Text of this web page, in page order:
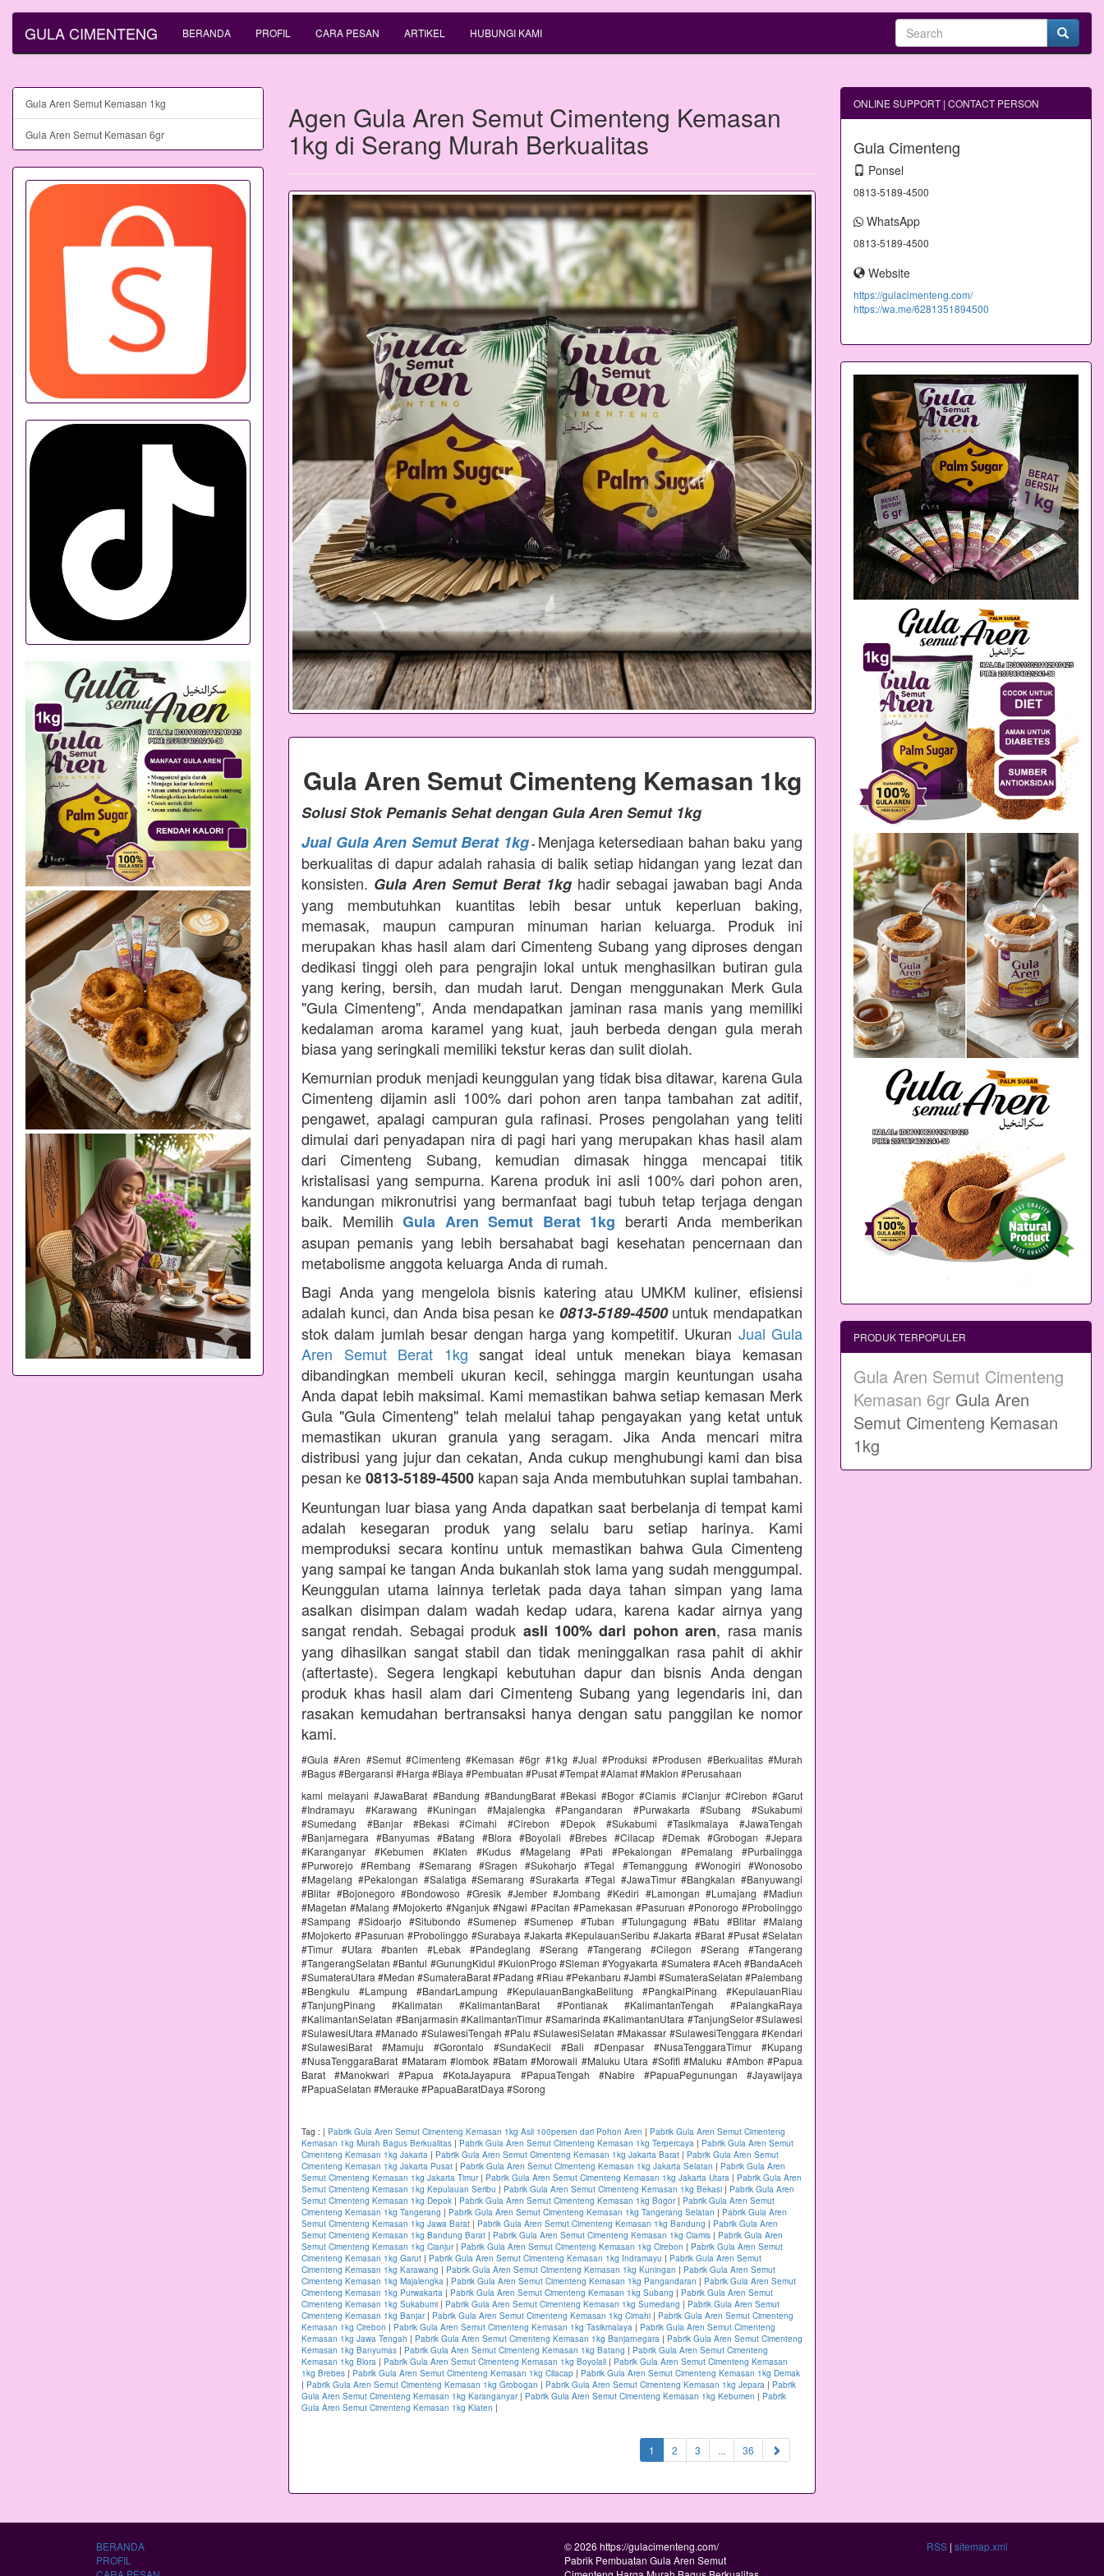
GULA CIMENTENG BERANDA PROFIL CARA PESAN ARTIKEL HUBUNGI KAMI
Agen Gula Aren Semut Cimenteng Kemasan
1kg di Serang Murah Berkualitas
Gula Aren Semut Cimenteng Kemasan 1kg
Solusi Stok Pemanis Sehat dengan Gula Aren Semut 1kg
Jual Gula Aren Semut Berat 1kg- Menjaga ketersediaan bahan baku yang
berkualitas di dapur adalah rahasia di balik setiap hidangan yang lezat dan
konsisten. Gula Aren Semut Berat 1kg hadir sebagai jawaban bagi Anda
yang membutuhkan kuantitas lebih besar untuk keperluan baking,
memasak, maupun campuran minuman harian keluarga. Produk ini
merupakan khas hasil alam dari Cimenteng Subang yang diproses dengan
dedikasi tinggi oleh para pengrajin lokal untuk menghasilkan butiran gula
yang kering, bersih, dan mudah larut. Dengan menggunakan Merk Gula
"Gula Cimenteng", Anda mendapatkan jaminan rasa manis yang memiliki
kedalaman aroma karamel yang kuat, jauh berbeda dengan gula merah
biasa yang seringkali memiliki tekstur keras dan sulit diolah.
Kemurnian produk menjadi keunggulan yang tidak bisa ditawar, karena Gula
Cimenteng dijamin asli 100% dari pohon aren tanpa tambahan zat aditif,
pengawet, apalagi campuran gula rafinasi. Proses pengolahan yang teliti
dimulai dari penyadapan nira di pagi hari yang merupakan khas hasil alam
dari Cimenteng Subang, kemudian dimasak hingga mencapai titik
kristalisasi yang sempurna. Karena produk ini asli 100% dari pohon aren,
kandungan mikronutrisi yang bermanfaat bagi tubuh tetap terjaga dengan
baik. MemilihGula Aren Semut Berat 1kg berarti Anda memberikan
asupan pemanis yang lebih bersahabat bagi kesehatan pencernaan dan
metabolisme anggota keluarga Anda di rumah.
Bagi Anda yang mengelola bisnis katering atau UMKM kuliner, efisiensi
adalah kunci, dan Anda bisa pesan ke 0813-5189-4500untuk mendapatkan
stok dalam jumlah besar dengan harga yang kompetitif. Ukuran Jual Gula
Aren Semut Berat 1kg sangat ideal untuk menekan biaya kemasan
dibandingkan membeli ukuran kecil, sehingga margin keuntungan usaha
Anda dapat lebih maksimal. Kami memastikan bahwa setiap kemasan Merk
Gula "Gula Cimenteng" telah melalui tahap pengayakan yang ketat untuk
memastikan ukuran granula yang seragam. Jika Anda mencari mitra
distribusi yang jujur dan cekatan, Anda cukup menghubungi kami dan bisa
pesan ke0813-5189-4500 kapan saja Anda membutuhkan suplai tambahan.
Keuntungan luar biasa yang Anda dapatkan saat berbelanja di tempat kami
adalah kesegaran produk yang selalu baru setiap harinya. Kami
memproduksi secara kontinu untuk memastikan bahwa Gula Cimenteng
yang sampai ke tangan Anda bukanlah stok lama yang sudah menggumpal.
Keunggulan utama lainnya terletak pada daya tahan simpan yang lama
asalkan disimpan dalam wadah kedap udara, karena kadar airnya yang
sangat rendah. Sebagai produk asli 100% dari pohon aren, rasa manis
yang dihasilkan sangat stabil dan tidak meninggalkan rasa pahit di akhir
(aftertaste). Segera lengkapi kebutuhan dapur dan bisnis Anda dengan
produk khas hasil alam dari Cimenteng Subang yang legendaris ini, dan
rasakan kemudahan bertransaksi hanya dengan satu panggilan ke nomor
kami.
#Gula #Aren #Semut #Cimenteng #Kemasan #6gr #1kg #Jual #Produksi #Produsen #Berkualitas #Murah
#Bagus #Bergaransi #Harga #Biaya #Pembuatan #Pusat #Tempat #Alamat #Maklon #Perusahaan
kami melayani #JawaBarat #Bandung #BandungBarat #Bekasi #Bogor #Ciamis #Cianjur #Cirebon #Garut
#Indramayu #Karawang #Kuningan #Majalengka #Pangandaran #Purwakarta #Subang #Sukabumi
#Sumedang #Banjar #Bekasi #Cimahi #Cirebon #Depok #Sukabumi #Tasikmalaya #JawaTengah
#Banjarnegara #Banyumas #Batang #Blora #Boyolali #Brebes #Cilacap #Demak #Grobogan #Jepara
#Karanganyar #Kebumen #Klaten #Kudus #Magelang #Pati #Pekalongan #Pemalang #Purbalingga
#Purworejo #Rembang #Semarang #Sragen #Sukoharjo #Tegal #Temanggung #Wonogiri #Wonosobo
#Magelang #Pekalongan #Salatiga #Semarang #Surakarta #Tegal #JawaTimur #Bangkalan #Banyuwangi
#Blitar #Bojonegoro #Bondowoso #Gresik #Jember #Jombang #Kediri #Lamongan #Lumajang #Madiun
#Magetan #Malang #Mojokerto #Nganjuk #Ngawi #Pacitan #Pamekasan #Pasuruan #Ponorogo #Probolinggo
#Sampang #Sidoarjo #Situbondo #Sumenep #Sumenep #Tuban #Tulungagung #Batu #Blitar #Malang
#Mojokerto #Pasuruan #Probolinggo #Surabaya #Jakarta #KepulauanSeribu #Jakarta #Barat #Pusat #Selatan
#Timur #Utara #banten #Lebak #Pandeglang #Serang #Tangerang #Cilegon #Serang #Tangerang
#TangerangSelatan #Bantul #GunungKidul #KulonProgo #Sleman #Yogyakarta #Sumatera #Aceh #BandaAceh
#SumateraUtara #Medan #SumateraBarat #Padang #Riau #Pekanbaru #Jambi #SumateraSelatan #Palembang
#Bengkulu #Lampung #BandarLampung #KepulauanBangkaBelitung #PangkalPinang #KepulauanRiau
#TanjungPinang #Kalimatan #KalimantanBarat #Pontianak #KalimantanTengah #PalangkaRaya
#KalimantanSelatan #Banjarmasin #KalimantanTimur #Samarinda #KalimantanUtara #TanjungSelor #Sulawesi
#SulawesiUtara #Manado #SulawesiTengah #Palu #SulawesiSelatan #Makassar #SulawesiTenggara #Kendari
#SulawesiBarat #Mamuju #Gorontalo #SundaKecil #Bali #Denpasar #NusaTenggaraTimur #Kupang
#NusaTenggaraBarat #Mataram #lombok #Batam #Morowali #Maluku Utara #Sofifi #Maluku #Ambon #Papua
Barat #Manokwari #Papua #KotaJayapura #PapuaTengah #Nabire #PapuaPegunungan #Jayawijaya
#PapuaSelatan #Merauke #PapuaBaratDaya #Sorong
Tag : | Pabrik Gula Aren Semut Cimenteng Kemasan 1kg Asli 100persen dari Pohon Aren | Pabrik Gula Aren Semut Cimenteng
Kemasan 1kg Murah Bagus Berkualitas | Pabrik Gula Aren Semut Cimenteng Kemasan 1kg Terpercaya | Pabrik Gula Aren Semut
Cimenteng Kemasan 1kg Jakarta | Pabrik Gula Aren Semut Cimenteng Kemasan 1kg Jakarta Barat | Pabrik Gula Aren Semut
Cimenteng Kemasan 1kg Jakarta Pusat | Pabrik Gula Aren Semut Cimenteng Kemasan 1kg Jakarta Selatan | Pabrik Gula Aren
Semut Cimenteng Kemasan 1kg Jakarta Timur| Pabrik Gula Aren Semut Cimenteng Kemasan 1kg Jakarta Utara | Pabrik Gula Aren
Semut Cimenteng Kemasan 1kg Kepulauan Seribu | Pabrik Gula Aren Semut Cimenteng Kemasan 1kg Bekasi | Pabrik Gula Aren
Semut Cimenteng Kemasan 1kg Depok | Pabrik Gula Aren Semut Cimenteng Kemasan 1kg Bogor| Pabrik Gula Aren Semut
Cimenteng Kemasan 1kg Tangerang | Pabrik Gula Aren Semut Cimenteng Kemasan 1kg Tangerang Selatan | Pabrik Gula Aren
Semut Cimenteng Kemasan 1kg Jawa Barat | Pabrik Gula Aren Semut Cimenteng Kemasan 1kg Bandung | Pabrik Gula Aren
Semut Cimenteng Kemasan 1kg Bandung Barat | Pabrik Gula Aren Semut Cimenteng Kemasan 1kg Ciamis | Pabrik Gula Aren
Semut Cimenteng Kemasan 1kg Cianjur| Pabrik Gula Aren Semut Cimenteng Kemasan 1kg Cirebon | Pabrik Gula Aren Semut
Cimenteng Kemasan 1kg Garut | Pabrik Gula Aren Semut Cimenteng Kemasan 1kg Indramayu | Pabrik Gula Aren Semut
Cimenteng Kemasan 1kg Karawang | Pabrik Gula Aren Semut Cimenteng Kemasan 1kg Kuningan | Pabrik Gula Aren Semut
Cimenteng Kemasan 1kg Majalengka | Pabrik Gula Aren Semut Cimenteng Kemasan 1kg Pangandaran | Pabrik Gula Aren Semut
Cimenteng Kemasan 1kg Purwakarta | Pabrik Gula Aren Semut Cimenteng Kemasan 1kg Subang | Pabrik Gula Aren Semut
Cimenteng Kemasan 1kg Sukabumi | Pabrik Gula Aren Semut Cimenteng Kemasan 1kg Sumedang | Pabrik Gula Aren Semut
Cimenteng Kemasan 1kg Banjar| Pabrik Gula Aren Semut Cimenteng Kemasan 1kg Cimahi | Pabrik Gula Aren Semut Cimenteng
Kemasan 1kg Cirebon | Pabrik Gula Aren Semut Cimenteng Kemasan 1kg Tasikmalaya | Pabrik Gula Aren Semut Cimenteng
Kemasan 1kg Jawa Tengah | Pabrik Gula Aren Semut Cimenteng Kemasan 1kg Banjarnegara | Pabrik Gula Aren Semut Cimenteng
Kemasan 1kg Banyumas | Pabrik Gula Aren Semut Cimenteng Kemasan 1kg Batang | Pabrik Gula Aren Semut Cimenteng
Kemasan 1kg Blora | Pabrik Gula Aren Semut Cimenteng Kemasan 1kg Boyolali | Pabrik Gula Aren Semut Cimenteng Kemasan
1kg Brebes | Pabrik Gula Aren Semut Cimenteng Kemasan 1kg Cilacap | Pabrik Gula Aren Semut Cimenteng Kemasan 1kg Demak
| Pabrik Gula Aren Semut Cimenteng Kemasan 1kg Grobogan | Pabrik Gula Aren Semut Cimenteng Kemasan 1kg Jepara | Pabrik
Gula Aren Semut Cimenteng Kemasan 1kg Karanganyar| Pabrik Gula Aren Semut Cimenteng Kemasan 1kg Kebumen | Pabrik
Gula Aren Semut Cimenteng Kemasan 1kg Klaten |
1 (current)
2 3 ... 36
Gula Aren Semut Kemasan 1kg
Gula Aren Semut Kemasan 6gr
ONLINE SUPPORT | CONTACT PERSON
Gula Cimenteng
Ponsel
0813-5189-4500
WhatsApp
0813-5189-4500
Website
https://gulacimenteng.com/
https://wa.me/6281351894500
PRODUK TERPOPULER
Gula Aren Semut Cimenteng
Kemasan 6gr Gula Aren
Semut Cimenteng Kemasan
1kg
BERANDA
PROFIL
© 2026 https://gulacimenteng.com/
Pabrik Pembuatan Gula Aren Semut
RSS | sitemap.xml